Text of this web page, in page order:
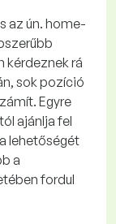
az ún. home-
kérdeznek rá
sok pozíció
Egyre
ajánlja fel
lehetőségét
a
fordul